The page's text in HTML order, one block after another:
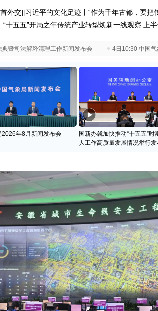
外交][习近平的文化足迹丨“作为千年古都，要把
“十五五”开局之年传统产业转型焕新一线观察 上
暨司法解释清理工作新闻发布会 4日10:30 中国
2026年8月新闻发布会
国新办就加快推动“十五五”时
人工作高质量发展情况举行发